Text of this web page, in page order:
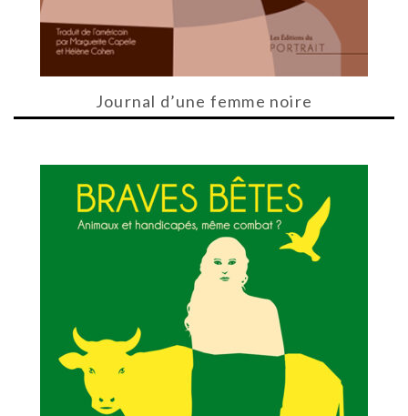
Journal d’une femme noire